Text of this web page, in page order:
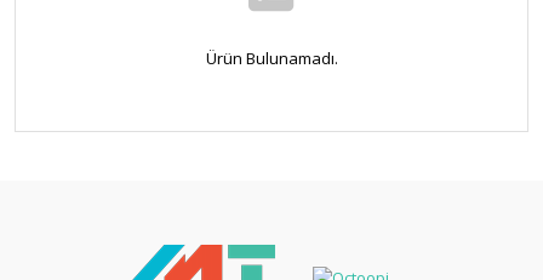
Ürün Bulunamadı.